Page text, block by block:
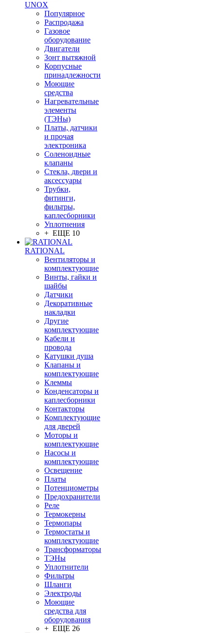
UNOX
Популярное
Распродажа
Газовое
оборудование
Двигатели
Зонт вытяжной
Корпусные
принадлежности
Моющие
средства
Нагревательные
элементы
(ТЭНы)
Платы, датчики
и прочая
электроника
Соленоидные
клапаны
Стекла, двери и
аксессуары
Трубки,
фитинги,
фильтры,
каплесборники
Уплотнения
+ ЕЩЕ 10
RATIONAL
Вентиляторы и
комплектующие
Винты, гайки и
шайбы
Датчики
Декоративные
накладки
Другие
комплектующие
Кабели и
провода
Катушки душа
Клапаны и
комплектующие
Клеммы
Конденсаторы и
каплесборники
Контакторы
Комплектующие
для дверей
Моторы и
комплектующие
Насосы и
комплектующие
Освещение
Платы
Потенциометры
Предохранители
Реле
Термокерны
Термопары
Термостаты и
комплектующие
Трансформаторы
ТЭНы
Уплотнители
Фильтры
Шланги
Электроды
Моющие
средства для
оборудования
+ ЕЩЕ 26